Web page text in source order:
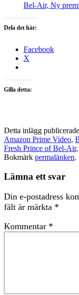
Bel-Air, Ny
Dela det här:
Facebook
X
Gilla detta:
Detta inlägg
Amazon Prime Video,
Fresh Prince of Bel-Air,
Bokmärk permalänken.
Lämna ett svar
Din e-postadress
fält är märkta *
Kommentar *